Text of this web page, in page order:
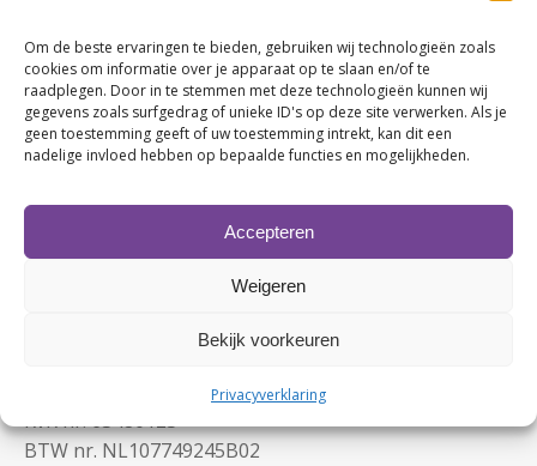
Om de beste ervaringen te bieden, gebruiken wij technologieën zoals
cookies om informatie over je apparaat op te slaan en/of te
raadplegen. Door in te stemmen met deze technologieën kunnen wij
gegevens zoals surfgedrag of unieke ID's op deze site verwerken. Als je
geen toestemming geeft of uw toestemming intrekt, kan dit een
nadelige invloed hebben op bepaalde functies en mogelijkheden.
Accepteren
Weigeren
Bekijk voorkeuren
Privacyverklaring
Website: Bekijk onze website
Telefoonnummer: 06-42216333
KvK nr. 63480123
BTW nr. NL107749245B02